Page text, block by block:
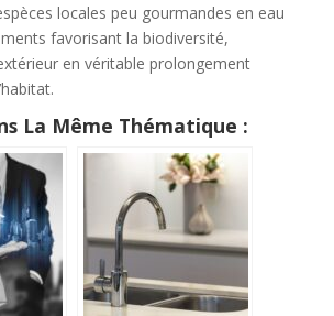
locales peu gourmandes en eau
favorisant la biodiversité,
en véritable prolongement
La Même Thématique :